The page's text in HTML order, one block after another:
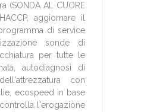
(SONDA AL CUORE
aggiornare il
di service
sonde di
per tutte le
autodiagnosi di
con
ecospeed in base
l'erogazione